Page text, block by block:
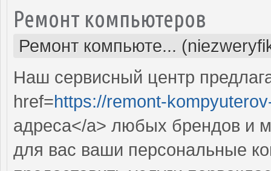
Ремонт компьютеров
Ремонт компьюте...
Наш сервисный центр
href=https://remont-
адреса</a> любых брендов и
для вас ваши персональные